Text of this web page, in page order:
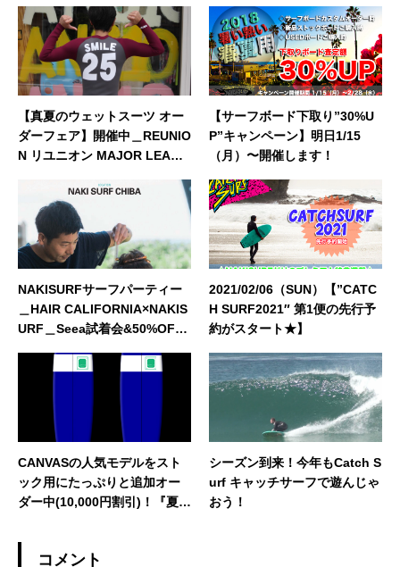
【真夏のウェットスーツ オー
ダーフェア】開催中＿REUNIO
N リユニオン MAJOR LEAGU
【サーフボード下取り”30%U
P”キャンペーン】明日1/15
（月）〜開催します！
NAKISURFサーフパーティー
＿HAIR CALIFORNIA×NAKIS
URF＿Seea試着会&50%OFF
EEKイベント情報！
2021/02/06（SUN）【”CATC
H SURF2021″ 第1便の先行予
約がスタート★】
CANVASの人気モデルをスト
ック用にたっぷりと追加オー
ダー中(10,000円割引)！『夏の
り一週間！！
シーズン到来！今年もCatch S
urf キャッチサーフで遊んじゃ
おう！
コメント